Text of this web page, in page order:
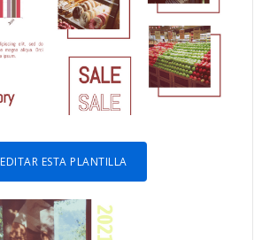
EDITAR ESTA PLANTILLA